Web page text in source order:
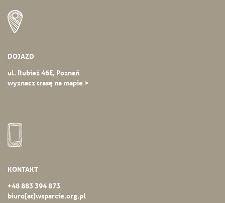
DOJAZD
ul. Rubież 46E, Poznań
wyznacz trasę na mapie >
KONTAKT
+48 883 394 873
biuro[at]wsparcie.org.pl